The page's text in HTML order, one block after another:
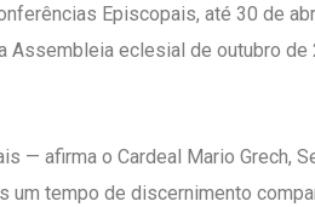
Episcopais, até 30 de
Assembleia eclesial de outubro de
— afirma o Cardeal Mario Grech,
um tempo de discernimento